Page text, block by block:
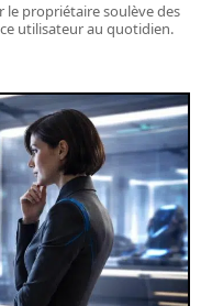
le propriétaire soulève des
utilisateur au quotidien.